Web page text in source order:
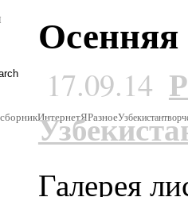
ИнтернетЯРазноеУзбекистан
Осенняя
17.09.14
Галерея